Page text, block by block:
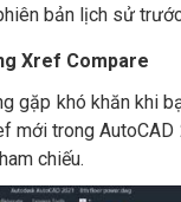
bản lịch sử
Xref Compare
gặp khó khăn khi
mới trong
chiếu.